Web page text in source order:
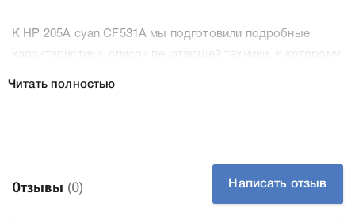
К HP 205A cyan CF531A мы подготовили подробные
характеристики, список печатающей техники, к которому
Читать полностью
Отзывы (0) Написать отзыв